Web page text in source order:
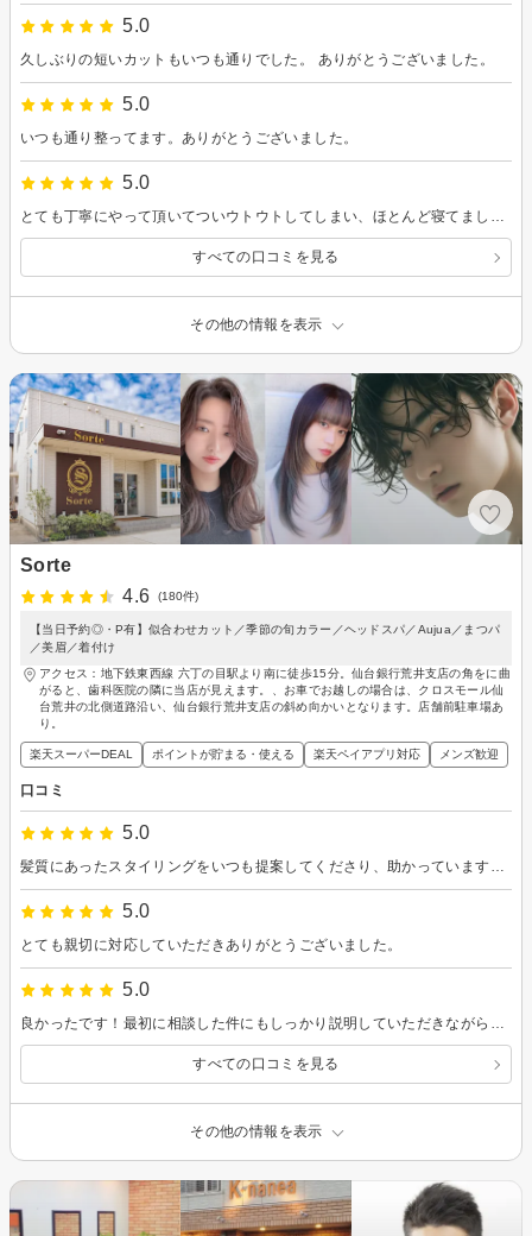
5.0
久しぶりの短いカットもいつも通りでした。 ありがとうございました。
5.0
いつも通り整ってます。ありがとうございました。
5.0
とても丁寧にやって頂いてついウトウトしてしまい、ほとんど寝てました（笑）もちろん、顔剃り後はワントーンアップして化粧ノリも良くなりました。ありがとうございます！
すべての口コミを見る
その他の情報を表示
Sorte
4.6
(180件)
【当日予約◎・P有】似合わせカット／季節の旬カラー／ヘッドスパ／Aujua／まつパ
／美眉／着付け
アクセス：地下鉄東西線 六丁の目駅より南に徒歩15分。仙台銀行荒井支店の角をに曲
がると、歯科医院の隣に当店が見えます。、お車でお越しの場合は、クロスモール仙
台荒井の北側道路沿い、仙台銀行荒井支店の斜め向かいとなります。店舗前駐車場あ
り。
楽天スーパーDEAL ポイントが貯まる・使える 楽天ペイアプリ対応 メンズ歓迎
口コミ
5.0
髪質にあったスタイリングをいつも提案してくださり、助かっています✨ 次回もよろしくお願いします！
5.0
とても親切に対応していただきありがとうございました。
5.0
良かったです！最初に相談した件にもしっかり説明していただきながら仕上げていただき大満足です！
すべての口コミを見る
その他の情報を表示